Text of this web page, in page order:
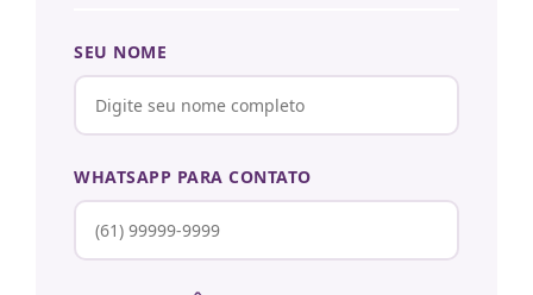
SEU NOME
WHATSAPP PARA CONTATO